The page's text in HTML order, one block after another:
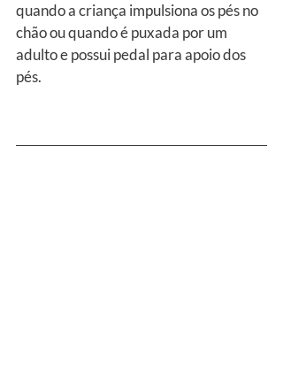
quando a criança impulsiona os pés no
chão ou quando é puxada por um
adulto e possui pedal para apoio dos
pés.